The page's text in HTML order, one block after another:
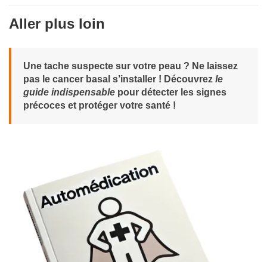
Aller plus loin
Une tache suspecte sur votre peau ? Ne laissez
pas le cancer basal s’installer ! Découvrez le
guide indispensable pour détecter les signes
précoces et protéger votre santé !